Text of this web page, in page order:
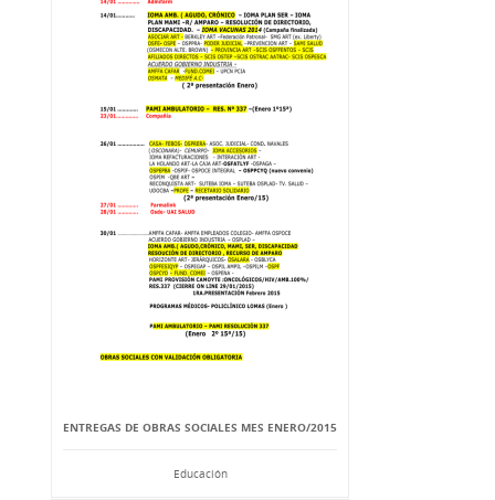
ENTREGAS DE OBRAS SOCIALES MES ENERO/2015
Educación